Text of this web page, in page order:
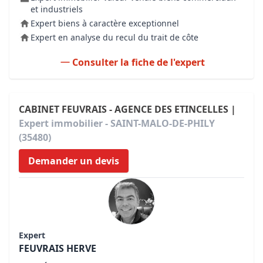
et industriels
Expert biens à caractère exceptionnel
Expert en analyse du recul du trait de côte
Consulter la fiche de l'expert
CABINET FEUVRAIS - AGENCE DES ETINCELLES |
Expert immobilier - SAINT-MALO-DE-PHILY
(35480)
Demander un devis
Expert
FEUVRAIS HERVE